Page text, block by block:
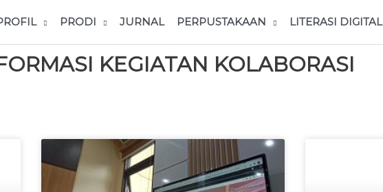
PRODI JURNAL PERPUSTAKAAN LITERASI DIGITAL
KEGIATAN KOLABORASI